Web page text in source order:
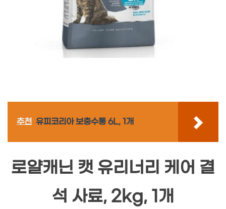
추천 유피코리아 보충수통 6L, 1개
로얄캐닌 캣 유리너리 케어 결
석 사료, 2kg, 1개